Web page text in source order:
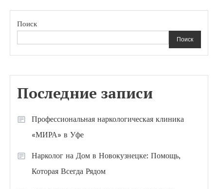
Поиск
Поиск
Последние записи
Профессиональная наркологическая клиника
«МИРА» в Уфе
Нарколог на Дом в Новокузнецке: Помощь,
Которая Всегда Рядом